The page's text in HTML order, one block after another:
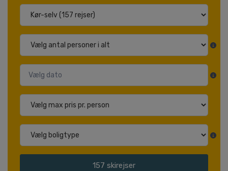
157 skirejser